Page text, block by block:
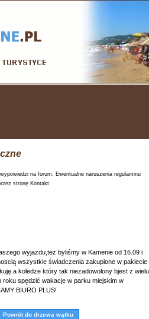
na forum. Ewentualne naruszenia regulaminu
stronę Kontakt
wyjazdu,też byliśmy w Kamenie od 16.09 i
wszystkie świadczenia zakupione w pakiecie
a koledze który tak niezadowolony bjest z wielu
spędzić wakacje w parku miejskim w
BIURO PLUS!
Powrót do drzewa wątku